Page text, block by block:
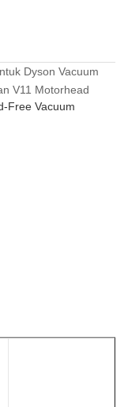
Dyson Vacuum
V11 Motorhead
Free Vacuum